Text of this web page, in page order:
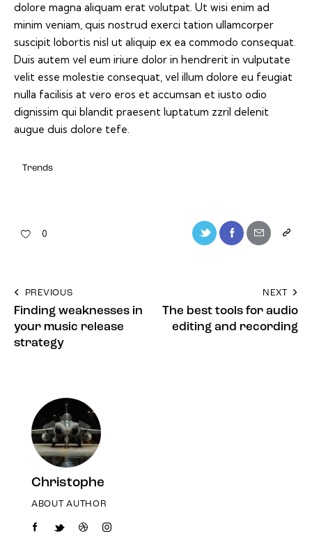
dolore magna aliquam erat volutpat. Ut wisi enim ad
minim veniam, quis nostrud exerci tation ullamcorper
suscipit lobortis nisl ut aliquip ex ea commodo consequat.
Duis autem vel eum iriure dolor in hendrerit in vulputate
velit esse molestie consequat, vel illum dolore eu feugiat
nulla facilisis at vero eros et accumsan et iusto odio
dignissim qui blandit praesent luptatum zzril delenit
augue duis dolore tefe.
Trends
0
Twitter-Facebook
Share- Copy
Navigation
de
l’article
PREVIOUS
Finding weaknesses in
your music release
strategy
NEXT
The best tools for audio
editing and recording
Christophe
ABOUT AUTHOR
facebook-
twitter-dribble-instagram